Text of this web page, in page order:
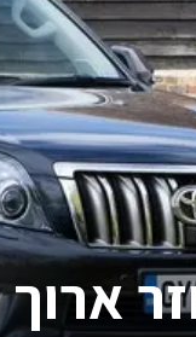
ארוך